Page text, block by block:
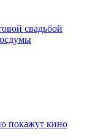
свадьбой
покажут кино